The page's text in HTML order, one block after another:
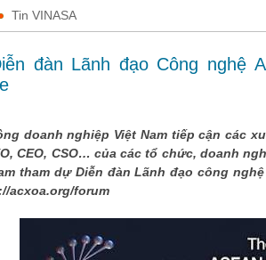
Tin VINASA
đàn Lãnh đạo Công nghệ
doanh nghiệp Việt Nam tiếp cận các
CEO, CSO… của các tổ chức, doanh
tham dự Diễn đàn Lãnh đạo công
acxoa.org/forum